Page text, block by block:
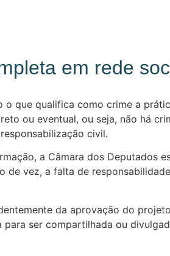
em rede
que qualifica como crime a
ou eventual, ou seja, não há
civil.
a Câmara dos Deputados
de vez, a falta de
da aprovação do
ser compartilhada ou